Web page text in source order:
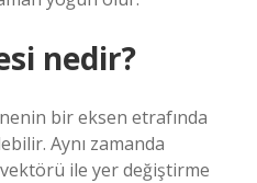
nedir?
bir eksen etrafında
Aynı zamanda
ile yer değiştirme